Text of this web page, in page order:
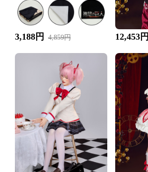
3,188円 4,859円 12,453円